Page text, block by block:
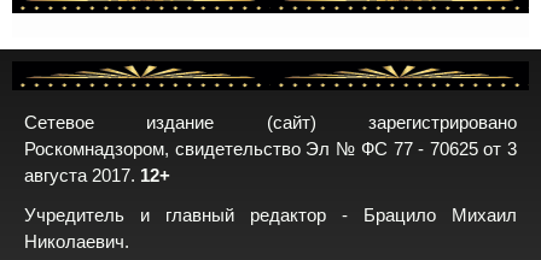
Сетевое издание (сайт) зарегистрировано
Роскомнадзором, свидетельство Эл № ФС 77 - 70625 от 3
августа 2017. 12+
Учредитель и главный редактор - Брацило Михаил
Николаевич.